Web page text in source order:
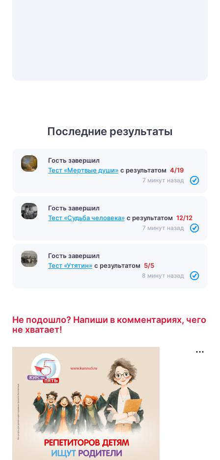
Последние результаты
Гость завершил
Тест «Мертвые души» с результатом 4/19
7 минут назад
Гость завершил
Тест «Судьба человека» с результатом 12/12
7 минут назад
Гость завершил
Тест «Утятин» с результатом 5/5
8 минут назад
Не подошло? Напиши в комментариях, чего
не хватает!